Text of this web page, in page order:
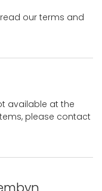
our terms and
available at the
please contact